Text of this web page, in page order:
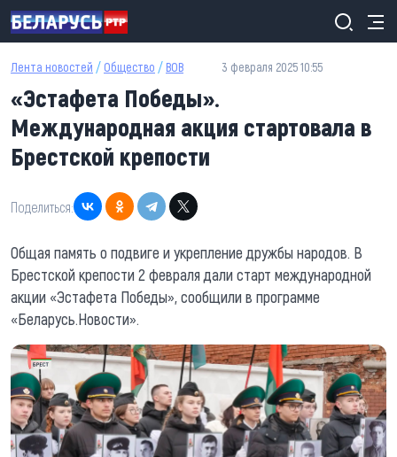
Перейти к основному содержанию
Лента новостей / Общество / ВОВ 3 февраля 2025 10:55
«Эстафета Победы».
Международная акция стартовала в
Брестской крепости
Поделиться:
Общая память о подвиге и укрепление дружбы народов. В
Брестской крепости 2 февраля дали старт международной
акции «Эстафета Победы», сообщили в программе
«Беларусь.Новости».